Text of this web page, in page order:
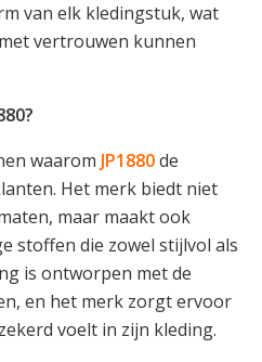
van elk kledingstuk, wat
vertrouwen kunnen
waarom JP1880de
Het merk biedt niet
maar maakt ook
stoffen die zowel stijlvol als
is ontworpen met de
en het merk zorgt ervoor
voelt in zijn kleding.